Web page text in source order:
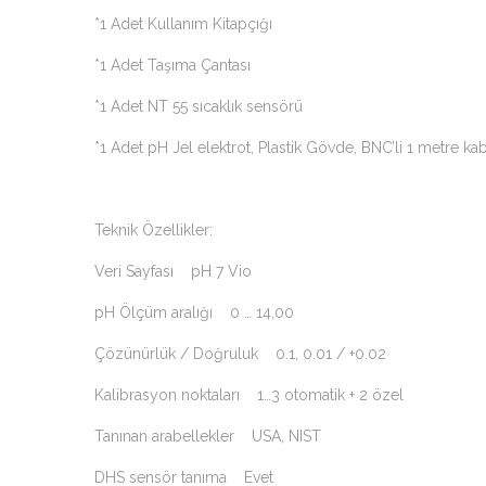
*1 Adet Kullanım Kitapçığı
*1 Adet Taşıma Çantası
*1 Adet NT 55 sıcaklık sensörü
*1 Adet pH Jel elektrot, Plastik Gövde, BNC’li 1 metre
Teknik Özellikler:
Veri Sayfası pH 7 Vio
pH Ölçüm aralığı 0 … 14,00
Çözünürlük / Doğruluk 0.1, 0.01 / +0.02
Kalibrasyon noktaları 1…3 otomatik + 2 özel
Tanınan arabellekler USA, NIST
DHS sensör tanıma Evet